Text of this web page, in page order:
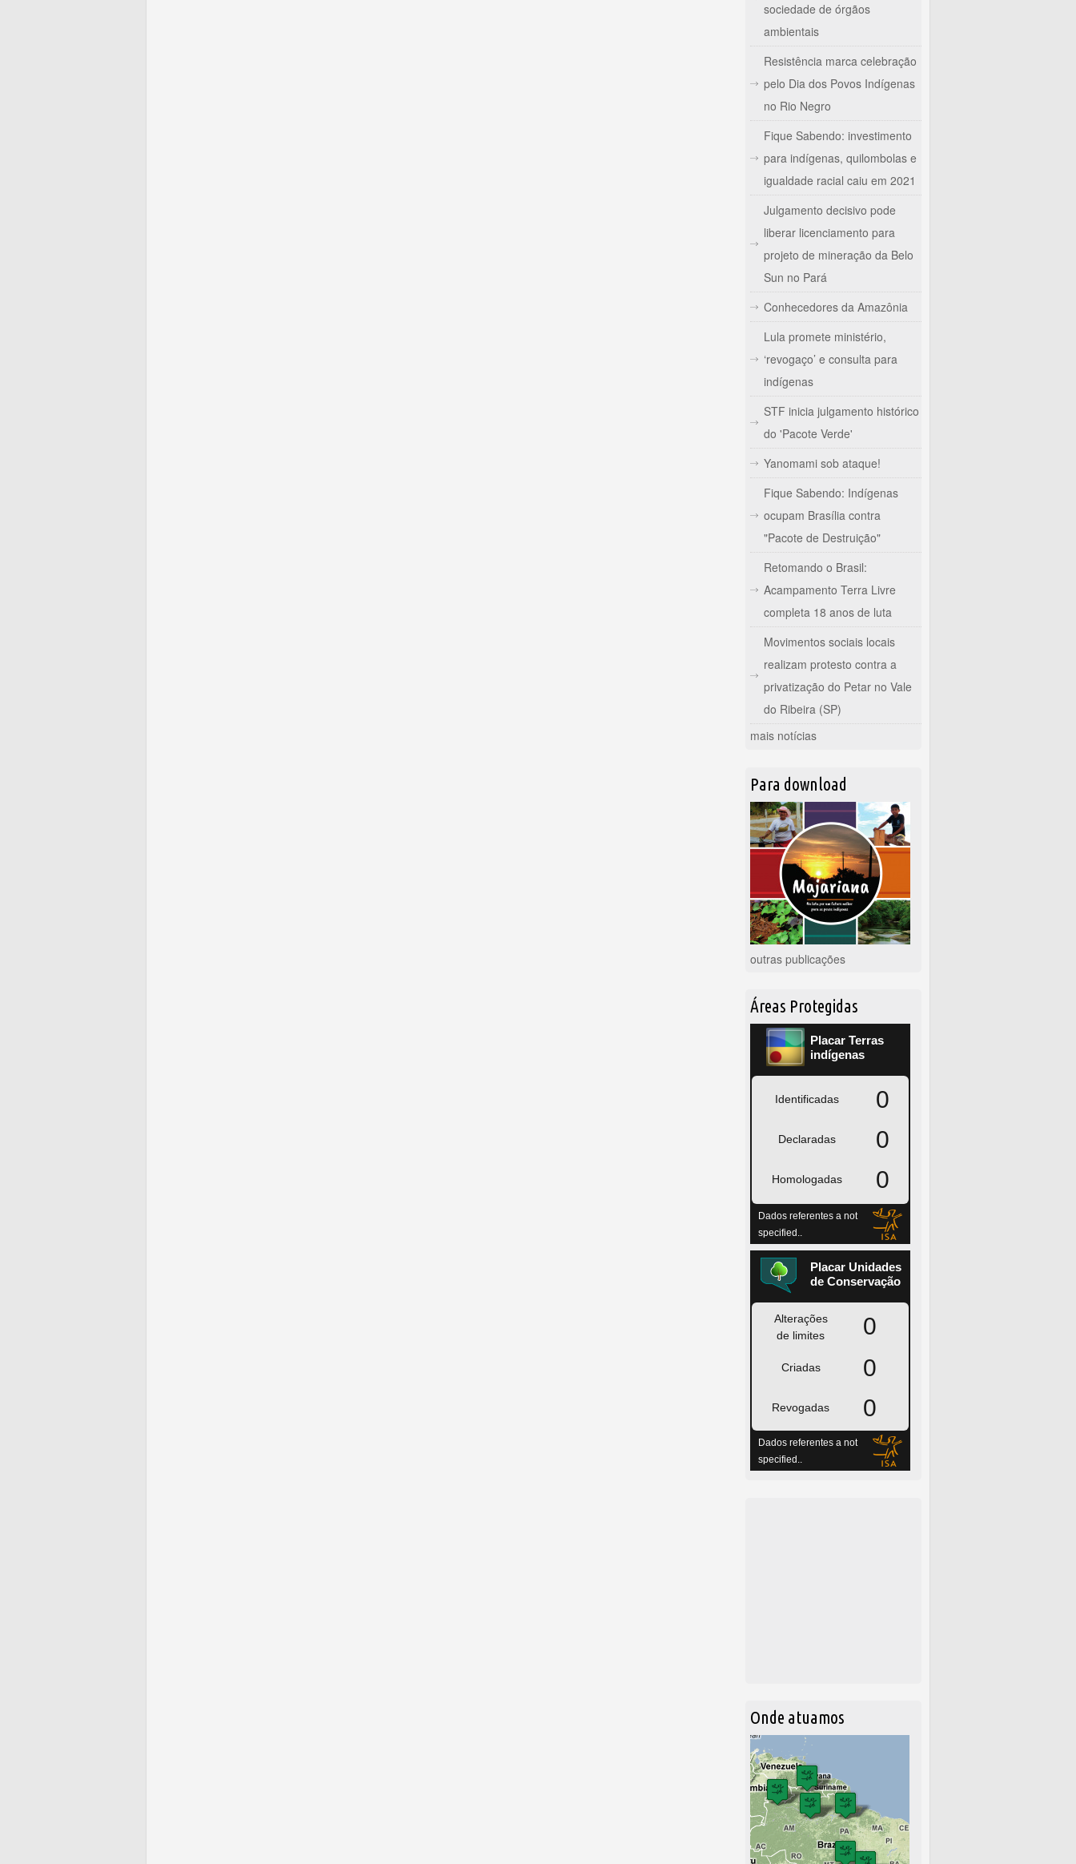
sociedade de órgãos
ambientais
Resistência marca celebração
pelo Dia dos Povos Indígenas
no Rio Negro
Fique Sabendo: investimento
para indígenas, quilombolas e
igualdade racial caiu em 2021
Julgamento decisivo pode
liberar licenciamento para
projeto de mineração da Belo
Sun no Pará
Conhecedores da Amazônia
Lula promete ministério,
‘revogaço’ e consulta para
indígenas
STF inicia julgamento histórico
do 'Pacote Verde'
Yanomami sob ataque!
Fique Sabendo: Indígenas
ocupam Brasília contra
"Pacote de Destruição"
Retomando o Brasil:
Acampamento Terra Livre
completa 18 anos de luta
Movimentos sociais locais
realizam protesto contra a
privatização do Petar no Vale
do Ribeira (SP)
mais notícias
Para download
outras publicações
Áreas Protegidas
Onde atuamos